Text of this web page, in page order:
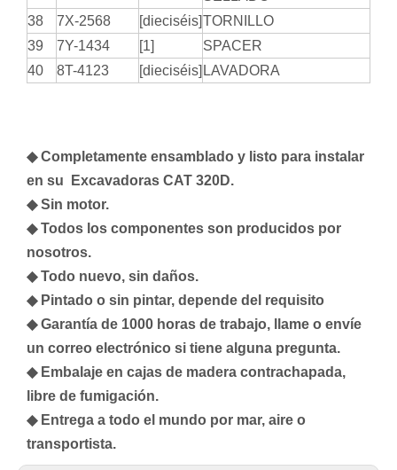
38
7X-2568 [dieciséis]TORNILLO
39
7Y-1434 [1]
SPACER
40
8T-4123 [dieciséis] LAVADORA
◆ Completamente ensamblado y listo para instalar
en su Excavadoras CAT 320D.
◆ Sin motor.
◆ Todos los componentes son producidos por
nosotros.
◆ Todo nuevo, sin daños.
◆ Pintado o sin pintar, depende del requisito
◆ Garantía de 1000 horas de trabajo, llame o envíe
un correo electrónico si tiene alguna pregunta.
◆ Embalaje en cajas de madera contrachapada,
libre de fumigación.
◆ Entrega a todo el mundo por mar, aire o
transportista.